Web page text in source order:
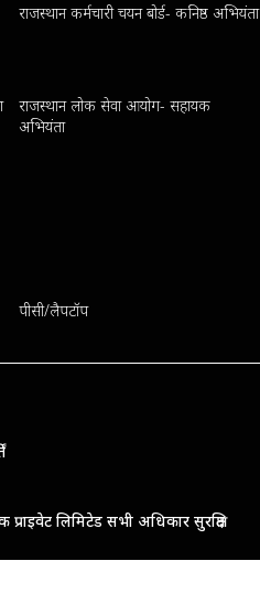
राजस्थान कर्मचारी चयन बोर्ड- कनिष्ठ अभियंता
राजस्थान लोक सेवा आयोग- सहायक
अभियंता
पीसी/लैपटॉप
लिमिटेड सभी अधिकार सुरक्षित